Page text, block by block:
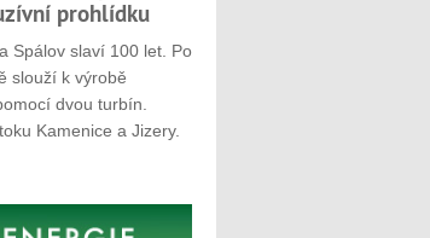
prohlídku
Spálov slaví 100 let. Po
slouží k výrobě
dvou turbín.
Kamenice a Jizery.